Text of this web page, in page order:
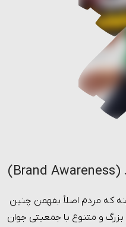
که مردم اصلاً بفهمن چنین
بزرگ و متنوع با جمعیتی جوان